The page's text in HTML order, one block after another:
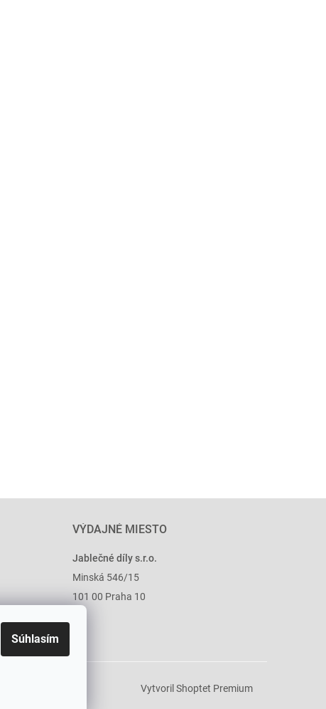
Súhlasím
VÝDAJNÉ MIESTO
Jablečné díly s.r.o.
Minská 546/15
101 00 Praha 10
Vytvoril Shoptet Premium